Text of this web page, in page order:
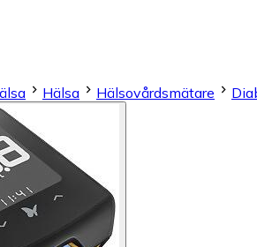
Hälsa Hälsovårdsmätare